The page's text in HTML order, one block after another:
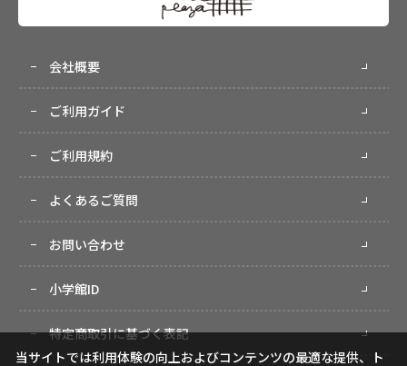
会社概要
ご利用ガイド
ご利用規約
よくあるご質問
お問い合わせ
小学館ID
特定商取引に基づく表記
当サイトでは利用体験の向上およびコンテンツの最適な提供、ト